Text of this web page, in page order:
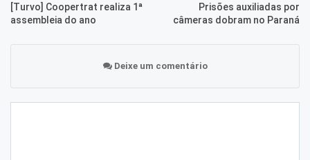
[Turvo] Coopertrat realiza 1ª
assembleia do ano
Prisões auxiliadas por
câmeras dobram no Paraná
Deixe um comentário